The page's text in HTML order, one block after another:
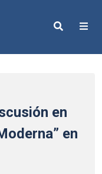
Search
en
en